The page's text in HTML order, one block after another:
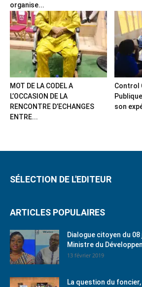
organise...
MOT DE LA CODEL A
L’OCCASION DE LA
RENCONTRE D’ECHANGES
ENTRE...
Control
son
SÉLECTION DE L'EDITEUR
ARTICLES POPULAIRES
Dialogue citoyen du
Ministre du
13 février 2019
La question du